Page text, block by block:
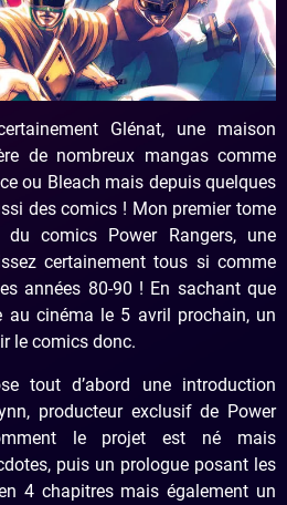
Glénat, une maison
de nombreux mangas comme
ou Bleach mais depuis quelques
des comics ! Mon premier tome
du comics Power Rangers, une
certainement tous si comme
années 80-90 ! En sachant que
au cinéma le 5 avril prochain, un
le comics donc.
tout d’abord une introduction
producteur exclusif de Power
le projet est né mais
puis un prologue posant les
4 chapitres mais également un